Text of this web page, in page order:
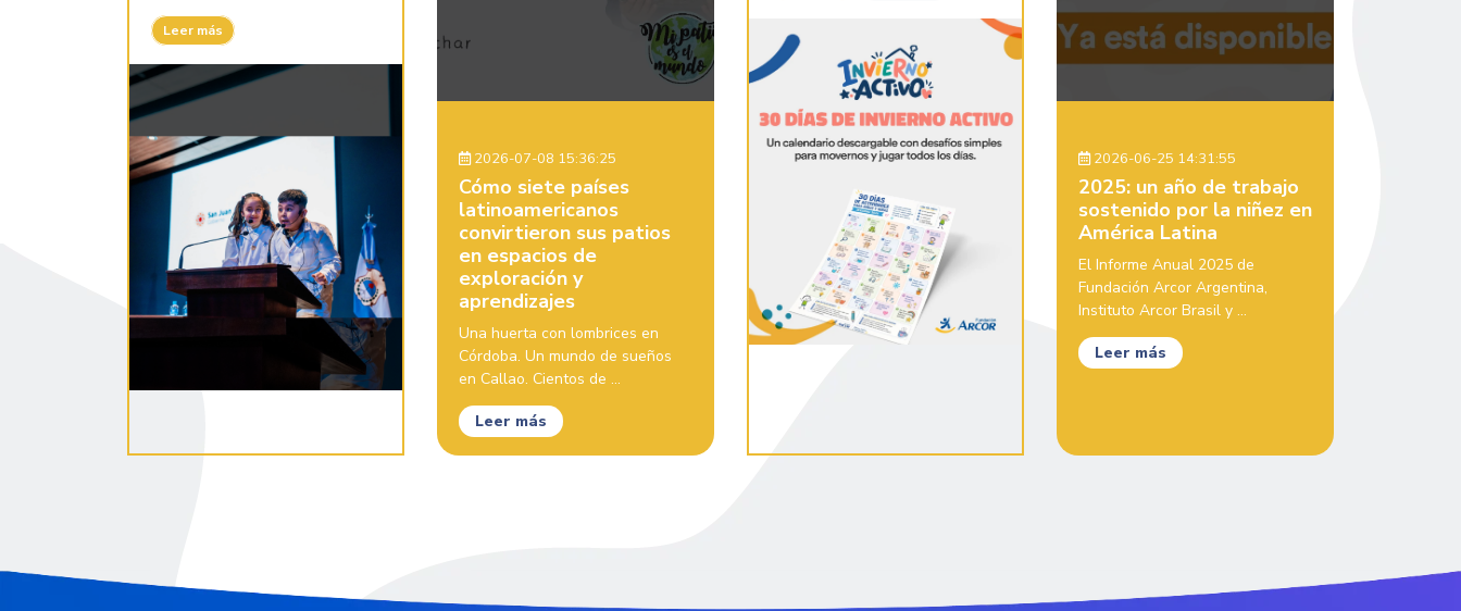
Leer más
2026-07-08 15:36:25
Cómo siete países
latinoamericanos
convirtieron sus patios
en espacios de
exploración y
aprendizajes
Una huerta con lombrices en
Córdoba. Un mundo de sueños
en Callao. Cientos de ...
Leer más
2026-06-25 14:31:55
2025: un año de trabajo
sostenido por la niñez en
América Latina
El Informe Anual 2025 de
Fundación Arcor Argentina,
Instituto Arcor Brasil y ...
Leer más